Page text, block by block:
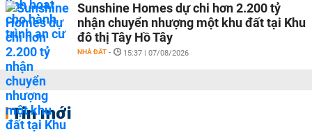
Sunshine Homes dự chi hơn 2.200 tỷ
nhận chuyển nhượng một khu đất tại Khu
đô thị Tây Hồ Tây
NHÀ ĐẤT - 15:37 | 07/08/2026
Tin mới